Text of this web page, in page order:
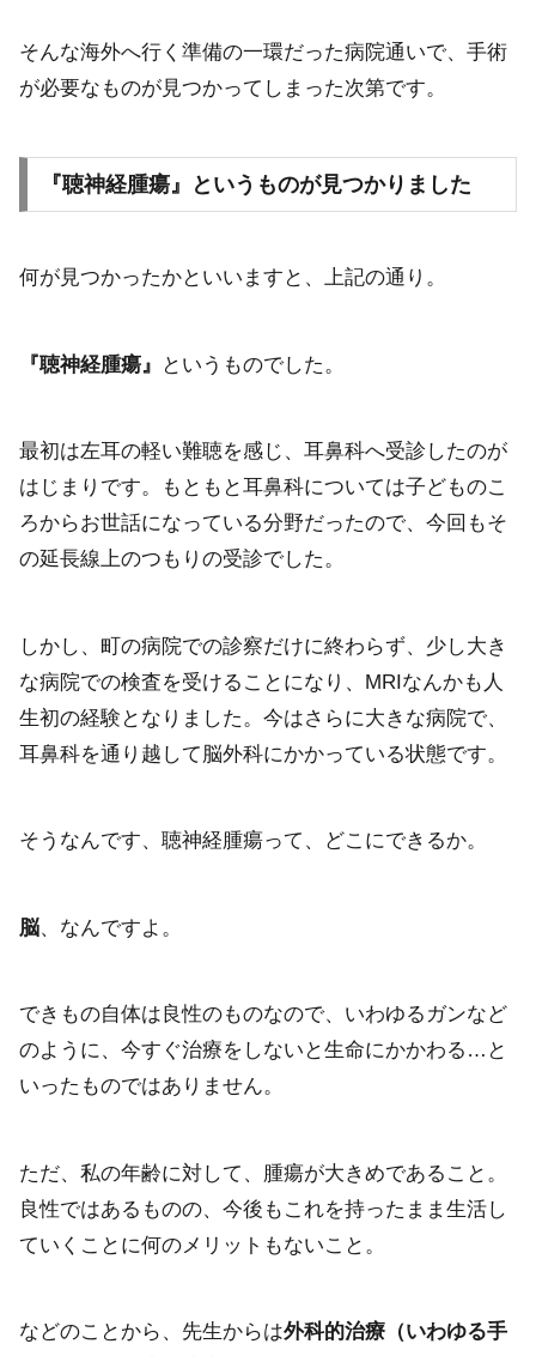
そんな海外へ行く準備の一環だった病院通いで、手術
が必要なものが見つかってしまった次第です。
『聴神経腫瘍』というものが見つかりました
何が見つかったかといいますと、上記の通り。
『聴神経腫瘍』 というものでした。
最初は左耳の軽い難聴を感じ、耳鼻科へ受診したのが
はじまりです。もともと耳鼻科については子どものこ
ろからお世話になっている分野だったので、今回もそ
の延長線上のつもりの受診でした。
しかし、町の病院での診察だけに終わらず、少し大き
な病院での検査を受けることになり、MRIなんかも人
生初の経験となりました。今はさらに大きな病院で、
耳鼻科を通り越して脳外科にかかっている状態です。
そうなんです、聴神経腫瘍って、どこにできるか。
脳、なんですよ。
できもの自体は良性のものなので、いわゆるガンなど
のように、今すぐ治療をしないと生命にかかわる…と
いったものではありません。
ただ、私の年齢に対して、腫瘍が大きめであること。
良性ではあるものの、今後もこれを持ったまま生活し
ていくことに何のメリットもないこと。
などのことから、先生からは外科的治療（いわゆる手